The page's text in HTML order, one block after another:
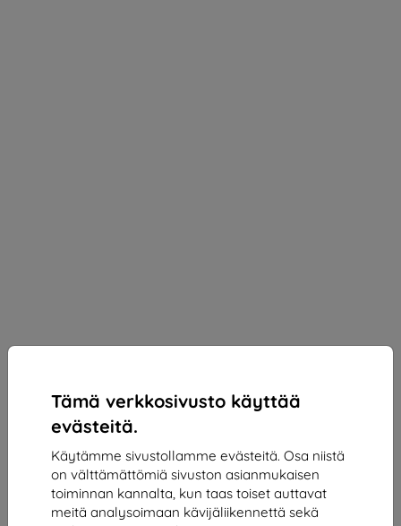
Tämä verkkosivusto käyttää
evästeitä.
Käytämme sivustollamme evästeitä. Osa niistä
on välttämättömiä sivuston asianmukaisen
toiminnan kannalta, kun taas toiset auttavat
meitä analysoimaan kävijäliikennettä sekä
3mk SilverProtection+ Protective film for Honor
Magic V5